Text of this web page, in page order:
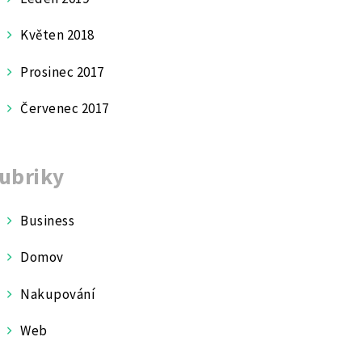
Květen 2018
Prosinec 2017
Červenec 2017
Business
Domov
Nakupování
Web